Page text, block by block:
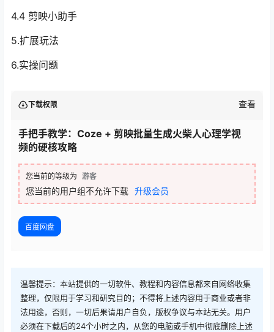
4.4 剪映小助手
5.扩展玩法
6.实操问题
下载权限 查看
手把手教学：Coze + 剪映批量生成火柴人心理学视
频的硬核攻略
您当前的等级为 游客
您当前的用户组不允许下载 升级会员
百度网盘
温馨提示：本站提供的一切软件、教程和内容信息都来自网络收集
整理，仅限用于学习和研究目的；不得将上述内容用于商业或者非
法用途，否则，一切后果请用户自负，版权争议与本站无关。用户
必须在下载后的24个小时之内，从您的电脑或手机中彻底删除上述